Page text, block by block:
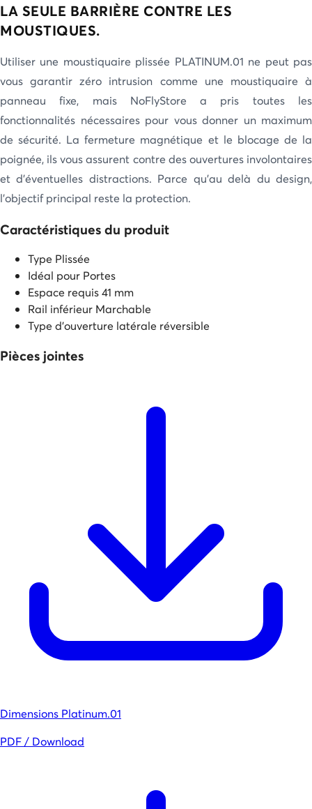
LA SEULE BARRIÈRE CONTRE LES
MOUSTIQUES.
Utiliser une moustiquaire plissée PLATINUM.01 ne peut pas
vous garantir zéro intrusion comme une moustiquaire à
panneau fixe, mais NoFlyStore a pris toutes les
fonctionnalités nécessaires pour vous donner un maximum
de sécurité. La fermeture magnétique et le blocage de la
poignée, ils vous assurent contre des ouvertures involontaires
et d’éventuelles distractions. Parce qu’au delà du design,
l’objectif principal reste la protection.
Caractéristiques du produit
Type Plissée
Idéal pour Portes
Espace requis41 mm
Rail inférieur Marchable
Type d'ouverture latérale réversible
Pièces jointes
Dimensions Platinum.01
PDF / Download